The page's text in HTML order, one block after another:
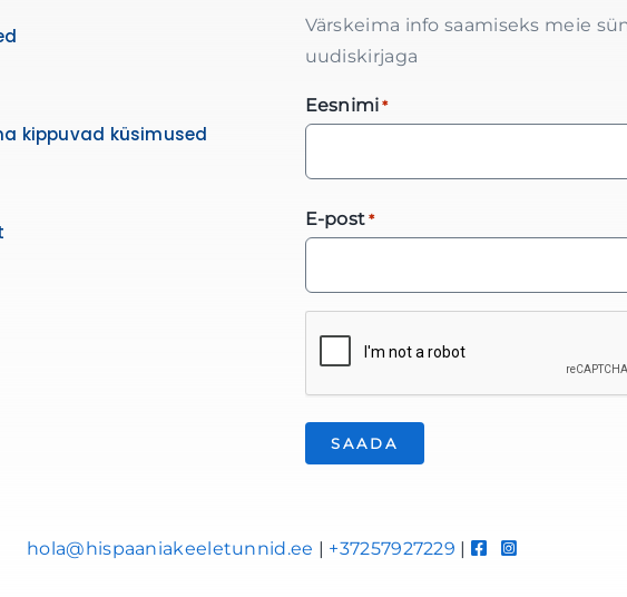
kippuvad küsimused
Värskeima info saamiseks meie
uudiskirjaga
Eesnimi *
E-post *
hola@hispaaniakeeletunnid.ee | +37257927229 |